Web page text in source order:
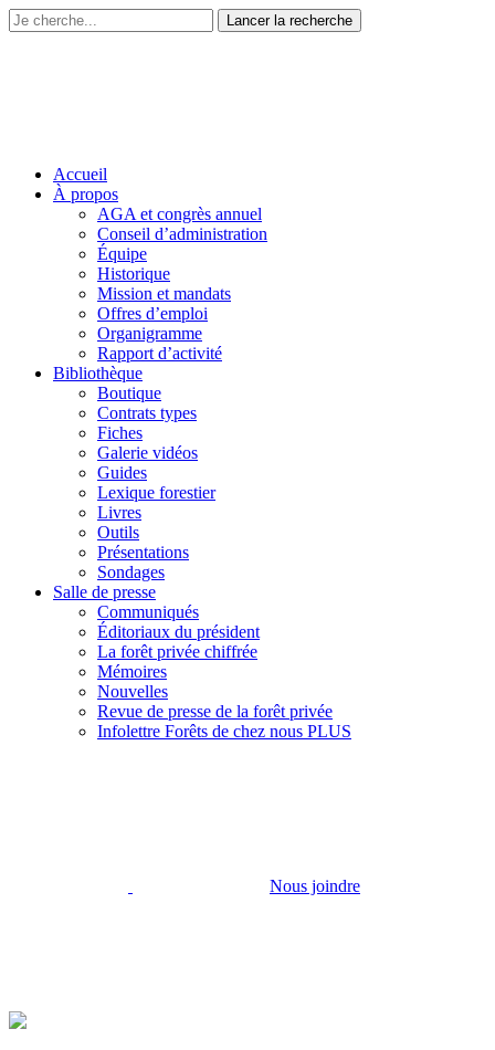
Accueil
À propos
AGA et congrès annuel
Conseil d’administration
Équipe
Historique
Mission et mandats
Offres d’emploi
Organigramme
Rapport d’activité
Bibliothèque
Boutique
Contrats types
Fiches
Galerie vidéos
Guides
Lexique forestier
Livres
Outils
Présentations
Sondages
Salle de presse
Communiqués
Éditoriaux du président
La forêt privée chiffrée
Mémoires
Nouvelles
Revue de presse de la forêt privée
Infolettre Forêts de chez nous PLUS
Nous joindre